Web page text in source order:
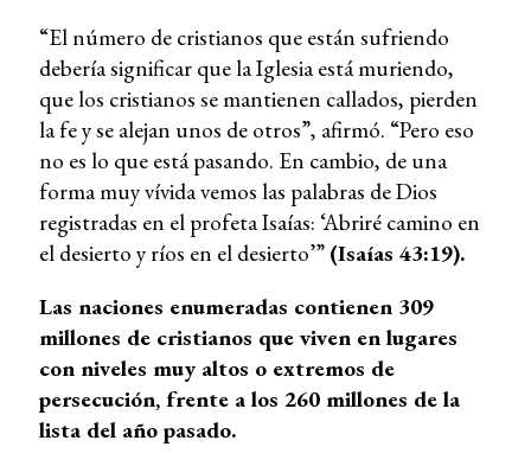
“El número de cristianos que están sufriendo
debería significar que la Iglesia está muriendo,
que los cristianos se mantienen callados, pierden
la fe y se alejan unos de otros”, afirmó. “Pero eso
no es lo que está pasando. En cambio, de una
forma muy vívida vemos las palabras de Dios
registradas en el profeta Isaías: ‘Abriré camino en
el desierto y ríos en el desierto’” (Isaías 43:19).
Las naciones enumeradas contienen 309
millones de cristianos que viven en lugares
con niveles muy altos o extremos de
persecución, frente a los 260 millones de la
lista del año pasado.